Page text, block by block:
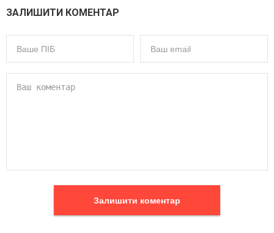
ЗАЛИШИТИ КОМЕНТАР
Залишити коментар